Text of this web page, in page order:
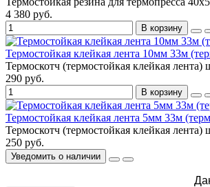
4 380 руб.
В корзину
Термостойкая клейкая лента 10мм 33м
Термоскотч (термостойкая клейкая
290 руб.
В корзину
Термостойкая клейкая лента 5мм 33м
Термоскотч (термостойкая клейкая
250 руб.
Уведомить о наличии